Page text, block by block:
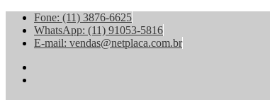
Fone: (11) 3876-6625
WhatsApp: (11) 91053-5816
E-mail: vendas@netplaca.com.br